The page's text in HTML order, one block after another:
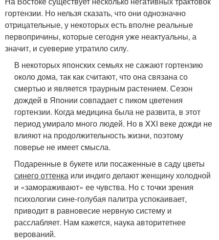
гортензии. Но нельзя сказать, что они однозначно
отрицательные, у некоторых есть вполне реальные
первопричины, которые сегодня уже неактуальны, а
значит, и суеверие утратило силу.
В некоторых японских семьях не сажают гортензию
около дома, так как считают, что она связана со
смертью и является траурным растением. Сезон
дождей в Японии совпадает с пиком цветения
гортензии. Когда медицина была не развита, в этот
период умирало много людей. Но в XXI веке дожди не
влияют на продолжительность жизни, поэтому
поверье не имеет смысла.
Подаренные в букете или посаженные в саду цветы
синего оттенка или индиго делают женщину холодной
и «замораживают» ее чувства. Но с точки зрения
психологии сине-голубая палитра успокаивает,
приводит в равновесие нервную систему и
расслабляет. Нам кажется, наука авторитетнее
верований.